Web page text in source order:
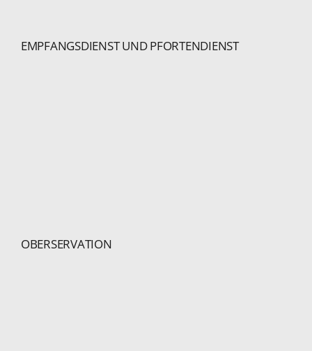
EMPFANGSDIENST UND PFORTENDIENST
OBERSERVATION